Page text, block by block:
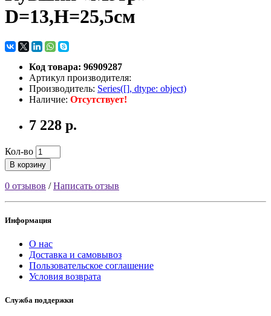
D=13,H=25,5см
Код товара: 96909287
Артикул производителя:
Производитель: Series([], dtype: object)
Наличие: Отсутствует!
7 228 р.
Кол-во
В корзину
0 отзывов /Написать отзыв
Информация
О нас
Доставка и самовывоз
Пользовательское соглашение
Условия возврата
Служба поддержки